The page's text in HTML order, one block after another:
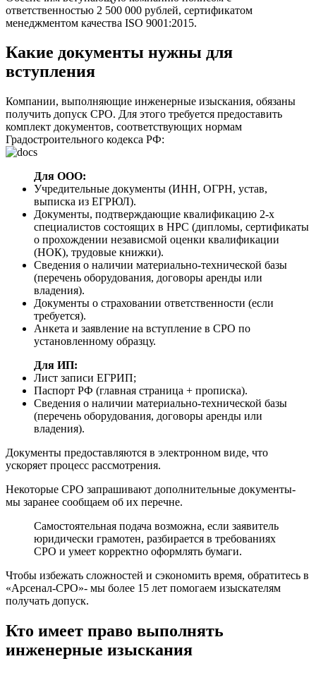
ответственностью 2 500 000 рублей, сертификатом
менеджментом качества ISO 9001:2015.
Какие документы нужны для
вступления
Компании, выполняющие инженерные изыскания, обязаны
получить допуск СРО. Для этого требуется предоставить
комплект документов, соответствующих нормам
Градостроительного кодекса РФ:
Для ООО:
Учредительные документы (ИНН, ОГРН, устав,
выписка из ЕГРЮЛ).
Документы, подтверждающие квалификацию 2-х
специалистов состоящих в НРС (дипломы, сертификаты
о прохождении независмой оценки квалификации
(НОК), трудовые книжки).
Сведения о наличии материально-технической базы
(перечень оборудования, договоры аренды или
владения).
Документы о страховании ответственности (если
требуется).
Анкета и заявление на вступление в СРО по
установленному образцу.
Для ИП:
Лист записи ЕГРИП;
Паспорт РФ (главная страница + прописка).
Сведения о наличии материально-технической базы
(перечень оборудования, договоры аренды или
владения).
Документы предоставляются в электронном виде, что
ускоряет процесс рассмотрения.
Некоторые СРО запрашивают дополнительные документы-
мы заранее сообщаем об их перечне.
Самостоятельная подача возможна, если заявитель
юридически грамотен, разбирается в требованиях
СРО и умеет корректно оформлять бумаги.
Чтобы избежать сложностей и сэкономить время, обратитесь в
«Арсенал-СРО»- мы более 15 лет помогаем изыскателям
получать допуск.
Кто имеет право выполнять
инженерные изыскания